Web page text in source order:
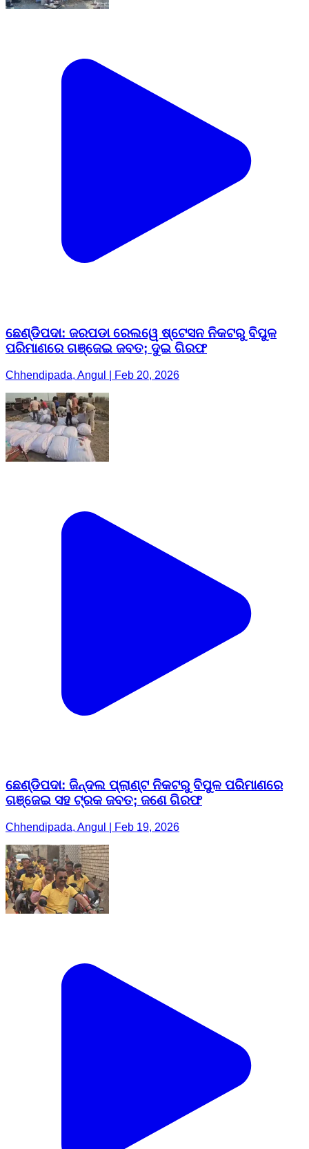
ଛେଣ୍ଡିପଦା: ଜରପଡା ରେଲୱେ ଷ୍ଟେସନ ନିକଟରୁ ବିପୁଳ
ପରିମାଣରେ ଗଞ୍ଜେଇ ଜବତ; ଦୁଇ ଗିରଫ
Chhendipada, Angul | Feb 20, 2026
ଛେଣ୍ଡିପଦା: ଜିନ୍ଦଲ ପ୍ଲାଣ୍ଟ ନିକଟରୁ ବିପୁଳ ପରିମାଣରେ
ଗଞ୍ଜେଇ ସହ ଟ୍ରକ ଜବତ; ଜଣେ ଗିରଫ
Chhendipada, Angul | Feb 19, 2026